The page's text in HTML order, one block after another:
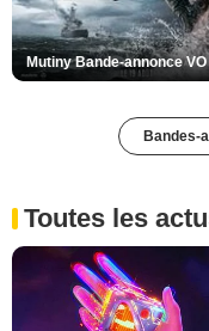
Mutiny Bande-annonce VO
Bandes-
Toutes les